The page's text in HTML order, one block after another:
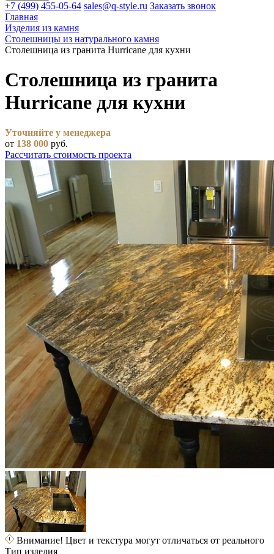
+7 (499) 455-05-64 sales@q-style.ru Заказать звонок
Главная
Изделия из камня
Столешницы из натурального камня
Столешница из гранита Hurricane для кухни
Столешница из гранита
Hurricane для кухни
Уточняйте у менеджера
от 138 000 руб.
Рассчитать стоимость проекта
Внимание! Цвет и текстура могут отличаться от реального
Тип изделия